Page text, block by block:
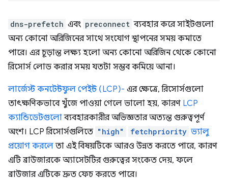
dns-prefetch এবং preconnect ব্যবহার করে সাইটগুলো
অন্য কোনো অরিজিনের সাথে সংযোগ স্থাপনের সময় কমাতে
পারে। এর চূড়ান্ত লক্ষ্য হলো অন্য কোনো অরিজিন থেকে কোনো
রিসোর্স লোড করার সময় যতটা সম্ভব কমিয়ে আনা।
লার্জেস্ট কনটেন্টফুল পেইন্ট (LCP)- এর ক্ষেত্রে, রিসোর্সগুলো
তাৎক্ষণিকভাবে খুঁজে পাওয়া গেলে ভালো হয়, কারণ LCP
ক্যান্ডিডেটগুলোব্যবহারকারীর অভিজ্ঞতার অত্যন্ত গুরুত্বপূর্ণ
অংশ। LCP রিসোর্সগুলিতে "high" fetchpriority ভ্যালু
প্রয়োগ করলে তা এই বিষয়টিকে আরও উন্নত করতে পারে, কারণ
এটি ব্রাউজারকে অ্যাসেটটির গুরুত্বের সংকেত দেয়, ফলে
ব্রাউজার এটিকে দ্রুত ফেচ করতে পারে।